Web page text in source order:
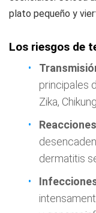
plato pequeño y
Los riesgos de
principales
Zika,
dermatitis